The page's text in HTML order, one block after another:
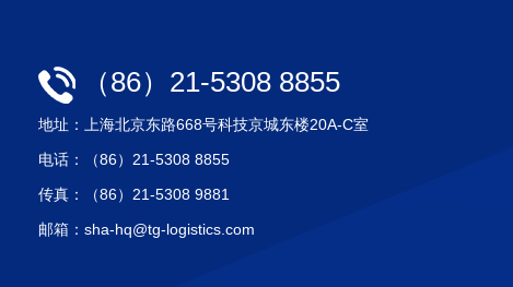
（86）21-5308 8855
地址：上海北京东路668号科技京城东楼20A-C室
电话：（86）21-5308 8855
传真：（86）21-5308 9881
邮箱：sha-hq@tg-logistics.com